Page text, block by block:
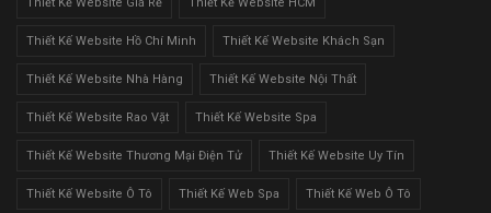
Thiết Kế Website Hồ Chí Minh Thiết Kế Website Khách Sạn
Thiết Kế Website Nhà Hàng Thiết Kế Website Nội Thất
Thiết Kế Website Rao Vặt Thiết Kế Website Spa
Thiết Kế Website Thương Mại Điện Tử Thiết Kế Website Uy Tín
Thiết Kế Website Ô Tô Thiết Kế Web Spa Thiết Kế Web Ô Tô